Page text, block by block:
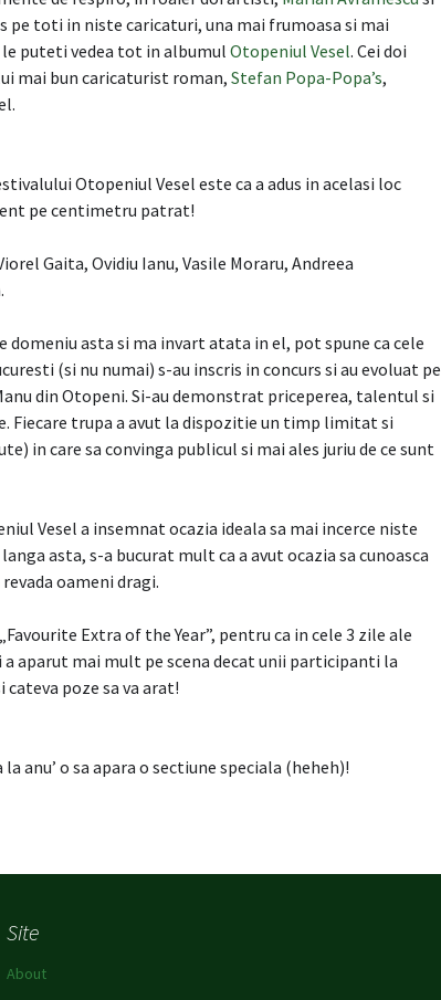
pe toti in niste caricaturi, una mai frumoasa si mai
puteti vedea tot in albumul Otopeniul Vesel. Cei doi
mai bun caricaturist roman, Stefan Popa-Popa’s,
Otopeniul Vesel este ca a adus in acelasi loc
pe centimetru patrat!
Gaita, Ovidiu Ianu, Vasile Moraru, Andreea
domeniu asta si ma invart atata in el, pot spune ca cele
(si nu numai) s-au inscris in concurs si au evoluat pe
din Otopeni. Si-au demonstrat priceperea, talentul si
Fiecare trupa a avut la dispozitie un timp limitat si
in care sa convinga publicul si mai ales juriu de ce sunt
Vesel a insemnat ocazia ideala sa mai incerce niste
asta, s-a bucurat mult ca a avut ocazia sa cunoasca
oameni dragi.
Extra of the Year”, pentru ca in cele 3 zile ale
aparut mai mult pe scena decat unii participanti la
cateva poze sa va arat!
anu’ o sa apara o sectiune speciala (heheh)!
Site
About